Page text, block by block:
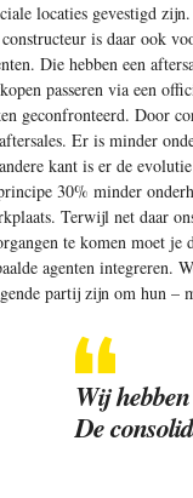
locaties gevestigd
is daar ook
Die hebben een
passeren via een
geconfronteerd. Door
Er is minder
kant is er de
30% minder
Terwijl net daar
te komen moet je
agenten integreren.
partij zijn om hun –
Wij
De